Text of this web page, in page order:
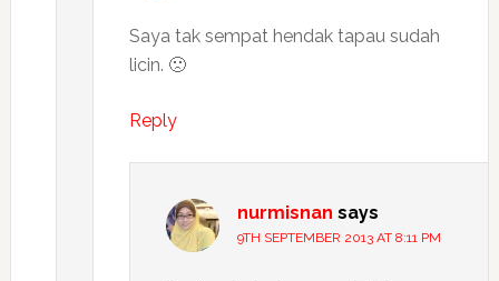
Saya tak sempat hendak tapau sudah
licin. 🙁
Reply
nurmisnan says
9TH SEPTEMBER 2013 AT 8:11 PM